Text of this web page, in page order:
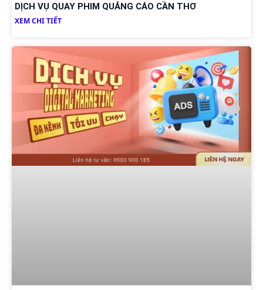
DỊCH VỤ QUAY PHIM QUẢNG CÁO CẦN THƠ
XEM CHI TIẾT